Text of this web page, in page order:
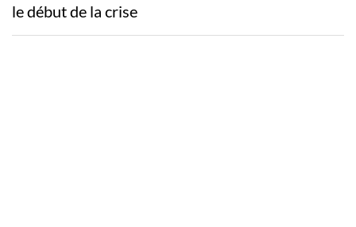
le début de la crise